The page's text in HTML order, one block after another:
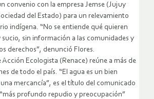
convenio con la empresa Jemse (Jujuy
del Estado) para un relevamiento
indígena. “No se entiende qué quieren
sucio, sin información a las comunidades y
derechos”, denunció Flores.
Acción Ecologista (Renace) reúne a más de
de todo el país. “El agua es un bien
mercancía”, es el título del comunicado
profundo repudio y preocupación”